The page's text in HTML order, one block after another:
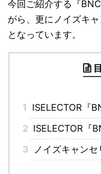
今回ご紹介する『
がら、更にノイズキ
となっています。
1
ISELECTOR『
2 ISELECTOR『
3
ノイズキャン